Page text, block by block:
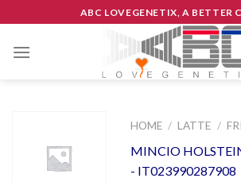
to
content
ABC LOVEGENETIX, A BETTER
HOME / LATTE /
MINCIO
- IT023990287908